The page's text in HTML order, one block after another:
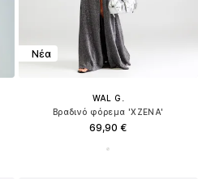
Νέα
WAL G.
Βραδινό φόρεμα 'XZENA'
69,90 €